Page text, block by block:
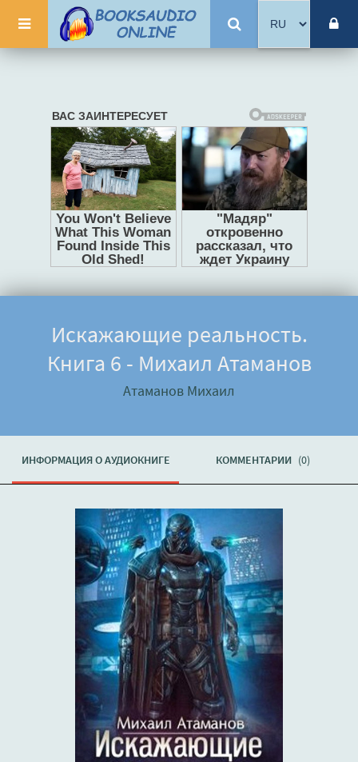
Искажающие реальность.
Книга 6 - Михаил Атаманов
Атаманов Михаил
ИНФОРМАЦИЯ О АУДИОКНИГЕ КОММЕНТАРИИ (0)